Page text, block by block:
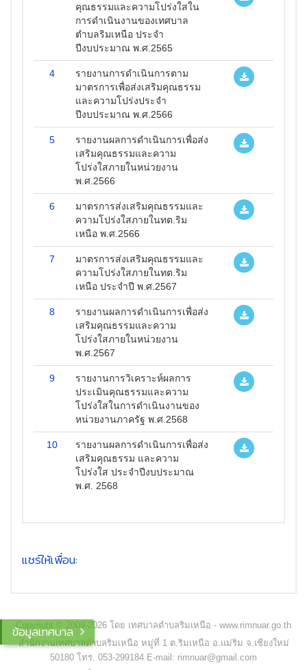
ข้อมูลเทศบาล
คุณธรรมและความโปร่งใสใน
การดำเนินงานของเทศบาล
ตำบลริมเหนือ ประจำ
ปีงบประมาณ พ.ศ.2565
4
รายงานการดำเนินการตาม
มาตรการเพื่อส่งเสริมคุณธรรม
และความโปร่งประจำ
ปีงบประมาณ พ.ศ.2566
5
รายงานผลการดำเนินการเพื่อส่ง
เสริมคุณธรรมและความ
โปร่งใสภายในหน่วยงาน
พ.ศ.2566
6
มาตรการส่งเสริมคุณธรรมและ
ความโปร่งใสภายในทต.ริม
เหนือ พ.ศ.2566
7
มาตรการส่งเสริมคุณธรรมและ
ความโปร่งใสภายในทต.ริม
เหนือ ประจำปี พ.ศ.2567
8
รายงานผลการดำเนินการเพื่อส่ง
เสริมคุณธรรมและความ
โปร่งใสภายในหน่วยงาน
พ.ศ.2567
9
รายงานการวิเคราะห์ผลการ
ประเมินคุณธรรมและความ
โปร่งใสในการดำเนินงานของ
หน่วยงานภาครัฐ พ.ศ.2568
10
รายงานผลการดำเนินการเพื่อส่ง
เสริมคุณธรรม และความ
โปร่งใส ประจำปีงบประมาณ
พ.ศ. 2568
แชร์ให้เพื่อน:
Copyright © 2009-2026 โดย เทศบาลตำบลริมเหนือ - www.rimnuar.go.th
สำนักงานเทศบาลตำบลริมเหนือ หมู่ที่ 1 ต.ริมเหนือ อ.แม่ริม จ.เชียงใหม่
50180 โทร. 053-299184 E-mail: rimnuar@gmail.com